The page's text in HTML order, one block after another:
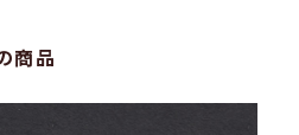
商品